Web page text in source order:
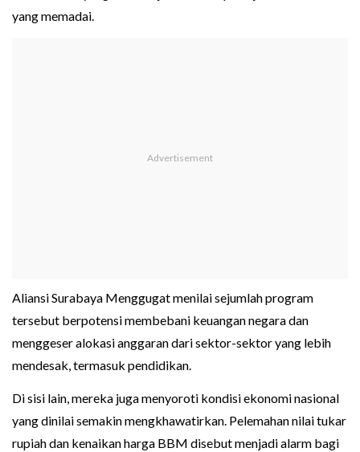
yang memadai.
Aliansi Surabaya Menggugat menilai sejumlah program
tersebut berpotensi membebani keuangan negara dan
menggeser alokasi anggaran dari sektor-sektor yang lebih
mendesak, termasuk pendidikan.
Di sisi lain, mereka juga menyoroti kondisi ekonomi nasional
yang dinilai semakin mengkhawatirkan. Pelemahan nilai tukar
rupiah dan kenaikan harga BBM disebut menjadi alarm bagi